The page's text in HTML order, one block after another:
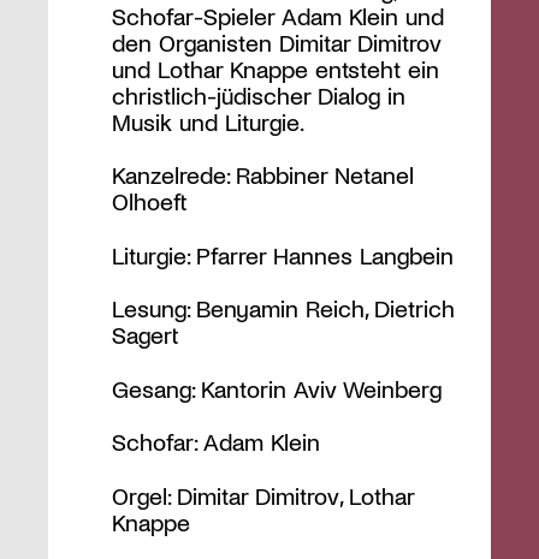
Schofar-Spieler Adam Klein und
den Organisten Dimitar Dimitrov
und Lothar Knappe entsteht ein
christlich-jüdischer Dialog in
Musik und Liturgie.
Kanzelrede: Rabbiner Netanel
Olhoeft
Liturgie: Pfarrer Hannes Langbein
Lesung: Benyamin Reich, Dietrich
Sagert
Gesang: Kantorin Aviv Weinberg
Schofar: Adam Klein
Orgel: Dimitar Dimitrov, Lothar
Knappe